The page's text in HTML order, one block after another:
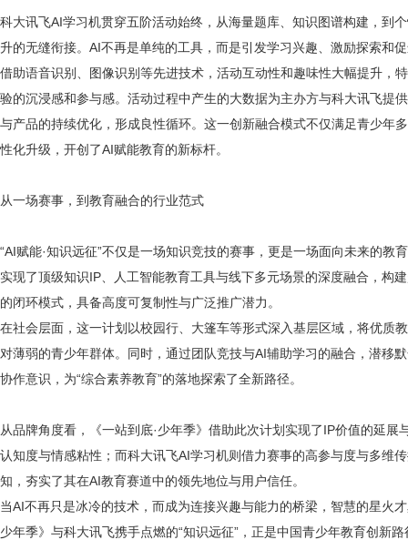
科大讯飞AI学习机贯穿五阶活动始终，从海量题库、知识图谱构建，到
升的无缝衔接。AI不再是单纯的工具，而是引发学习兴趣、激励探索和
借助语音识别、图像识别等先进技术，活动互动性和趣味性大幅提升，
验的沉浸感和参与感。活动过程中产生的大数据为主办方与科大讯飞提
与产品的持续优化，形成良性循环。这一创新融合模式不仅满足青少年
性化升级，开创了AI赋能教育的新标杆。
从一场赛事，到教育融合的行业范式
“AI赋能·知识远征”不仅是一场知识竞技的赛事，更是一场面向未来的教
实现了顶级知识IP、人工智能教育工具与线下多元场景的深度融合，构
的闭环模式，具备高度可复制性与广泛推广潜力。
在社会层面，这一计划以校园行、大篷车等形式深入基层区域，将优质
对薄弱的青少年群体。同时，通过团队竞技与AI辅助学习的融合，潜移
协作意识，为“综合素养教育”的落地探索了全新路径。
从品牌角度看，《一站到底·少年季》借助此次计划实现了IP价值的延
认知度与情感粘性；而科大讯飞AI学习机则借力赛事的高参与度与多维
知，夯实了其在AI教育赛道中的领先地位与用户信任。
当AI不再只是冰冷的技术，而成为连接兴趣与能力的桥梁，智慧的星火
少年季》与科大讯飞携手点燃的“知识远征”，正是中国青少年教育创新